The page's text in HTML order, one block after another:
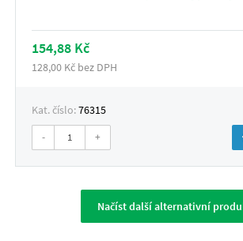
154,88 Kč
128,00 Kč bez DPH
Kat. číslo:76315
- +
Načíst další alternativní